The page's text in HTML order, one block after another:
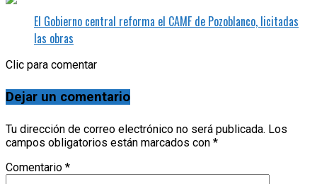
El Gobierno central reforma el CAMF de Pozoblanco, licitadas
las obras
Clic para comentar
Dejar un comentario
Tu dirección de correo electrónico no será publicada. Los
campos obligatorios están marcados con *
Comentario *